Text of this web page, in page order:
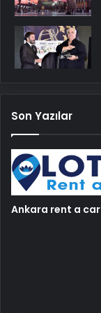
Son Yazılar
Ankara rent a car